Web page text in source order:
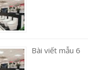
Bài viết mẫu 6